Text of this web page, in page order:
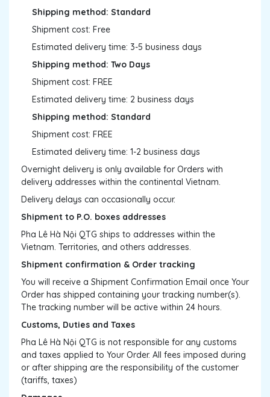
Shipping method: Standard
Shipment cost: Free
Estimated delivery time: 3-5 business days
Shipping method: Two Days
Shipment cost: FREE
Estimated delivery time: 2 business days
Shipping method: Standard
Shipment cost: FREE
Estimated delivery time: 1-2 business days
Overnight delivery is only available for Orders with
delivery addresses within the continental Vietnam.
Delivery delays can occasionally occur.
Shipment to P.O. boxes addresses
Pha Lê Hà Nội QTG ships to addresses within the
Vietnam. Territories, and others addresses.
Shipment confirmation & Order tracking
You will receive a Shipment Confirmation Email once Your
Order has shipped containing your tracking number(s).
The tracking number will be active within 24 hours.
Customs, Duties and Taxes
Pha Lê Hà Nội QTG is not responsible for any customs
and taxes applied to Your Order. All fees imposed during
or after shipping are the responsibility of the customer
(tariffs, taxes)